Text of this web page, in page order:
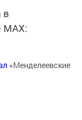
в
MАХ:
«Менделеевские